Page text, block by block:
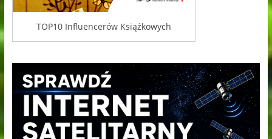
TOP10 Influencerów Książkowych